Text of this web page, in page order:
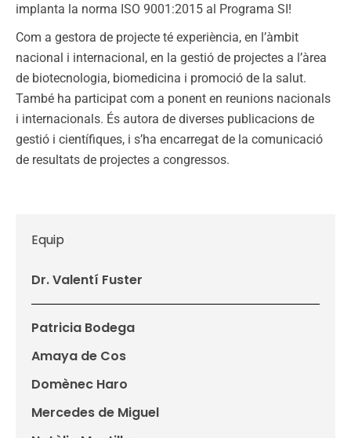
implanta la norma ISO 9001:2015 al Programa SI!
Com a gestora de projecte té experiència, en l’àmbit
nacional i internacional, en la gestió de projectes a l’àrea
de biotecnologia, biomedicina i promoció de la salut.
També ha participat com a ponent en reunions nacionals
i internacionals. És autora de diverses publicacions de
gestió i científiques, i s’ha encarregat de la comunicació
de resultats de projectes a congressos.
Equip
Dr. Valentí Fuster
Patricia Bodega
Amaya de Cos
Domènec Haro
Mercedes de Miguel